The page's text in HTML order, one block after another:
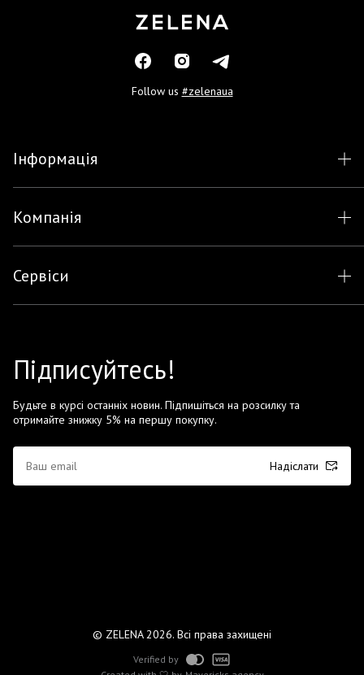
Follow us #zelenaua
Інформація
Компанія
Сервіси
Підписуйтесь!
Будьте в курсі останніх новин. Підпишіться на розсилку та
отримайте знижку 5% на першу покупку.
Надіслати
© ZELENA 2026. Всі права захищені
Verified by